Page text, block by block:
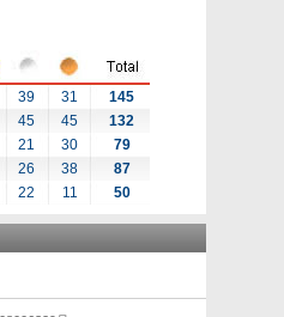
39 31
145
45 45
132
21 30
79
26 38
87
22 11 50